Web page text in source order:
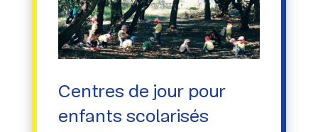
Centres de jour pour
enfants scolarisés